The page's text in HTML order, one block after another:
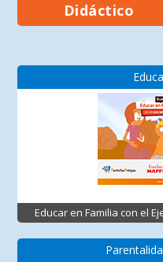
Didáctico
Educar en Familia con el